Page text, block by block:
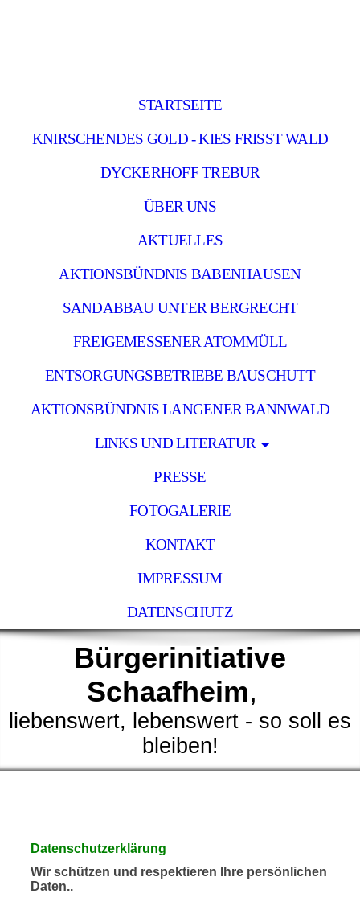
STARTSEITE
KNIRSCHENDES GOLD - KIES FRISST WALD
DYCKERHOFF TREBUR
ÜBER UNS
AKTUELLES
AKTIONSBÜNDNIS BABENHAUSEN
SANDABBAU UNTER BERGRECHT
FREIGEMESSENER ATOMMÜLL
ENTSORGUNGSBETRIEBE BAUSCHUTT
AKTIONSBÜNDNIS LANGENER BANNWALD
LINKS UND LITERATUR
PRESSE
FOTOGALERIE
KONTAKT
IMPRESSUM
DATENSCHUTZ
Bürgerinitiative
Schaafheim,
liebenswert, lebenswert - so soll es
bleiben!
Datenschutzerklärung
Wir schützen und respektieren Ihre persönlichen
Daten..